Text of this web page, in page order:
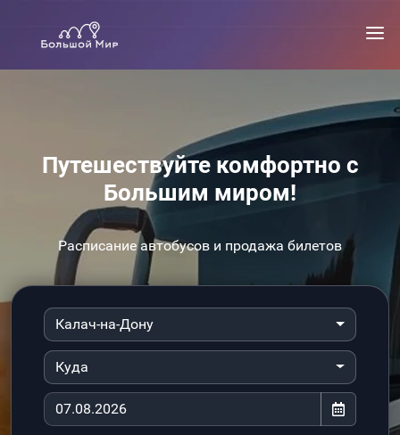
Путешествуйте комфортно с
Большим миром!
Расписание автобусов и продажа билетов
Калач-на-Дону
Куда